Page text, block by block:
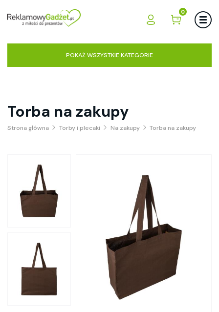
0
POKAŻ WSZYSTKIE KATEGORIE
Torba na zakupy
Strona główna Torby i plecaki Na zakupy Torba na zakupy